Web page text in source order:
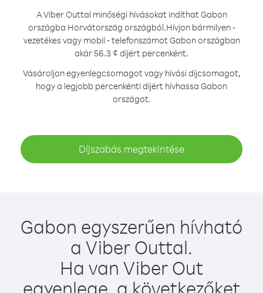
A Viber Outtal minőségi hívásokat indíthat Gabon
országba Horvátország országból.Hívjon bármilyen -
vezetékes vagy mobil - telefonszámot Gabon országban
akár 56.3 ¢ díjért percenként.
Vásároljon egyenlegcsomagot vagy hívási díjcsomagot,
hogy a legjobb percenkénti díjért hívhassa Gabon
országot.
Díjszabás megtekintése
Gabon egyszerűen hívható
a Viber Outtal.
Ha van Viber Out
egyenlege, a következőket